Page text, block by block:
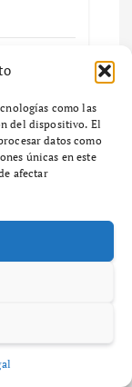
como las
del dispositivo. El
datos como
únicas en este
afectar